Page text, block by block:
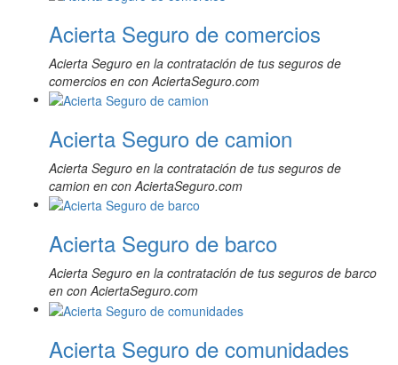
Acierta Seguro de comercios
Acierta Seguro en la contratación de tus seguros de
comercios en con AciertaSeguro.com
Acierta Seguro de camion
Acierta Seguro en la contratación de tus seguros de
camion en con AciertaSeguro.com
Acierta Seguro de barco
Acierta Seguro en la contratación de tus seguros de barco
en con AciertaSeguro.com
Acierta Seguro de comunidades